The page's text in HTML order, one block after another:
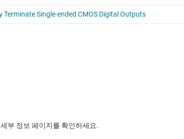
부 정보 페이지를 확인하세요.